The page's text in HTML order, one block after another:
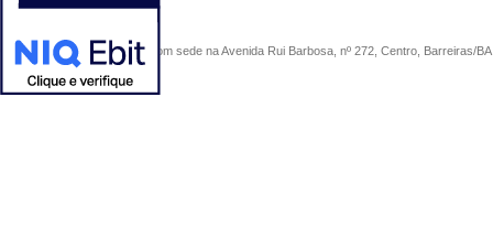
COMERCIAL SÃO PAULO, com sede na Avenida Rui Barbosa, nº 272, Centro, Barreiras/